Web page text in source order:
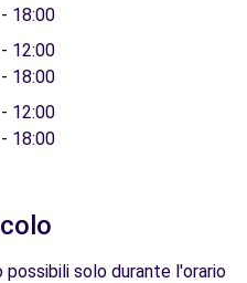
18:00
12:00
18:00
12:00
18:00
solo durante l'orario